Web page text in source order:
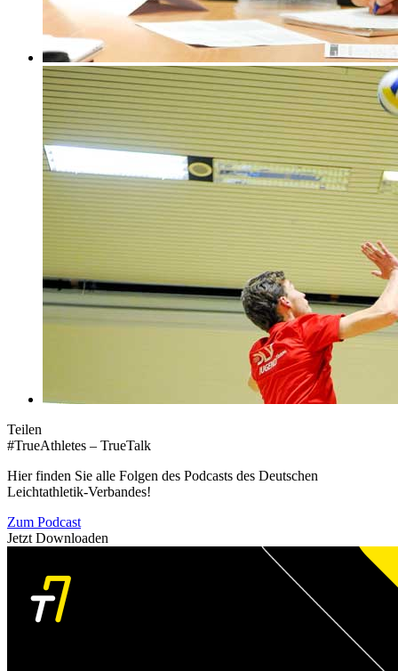
Teilen
#TrueAthletes – TrueTalk
Hier finden Sie alle Folgen des Podcasts des Deutschen
Leichtathletik-Verbandes!
Zum Podcast
Jetzt Downloaden